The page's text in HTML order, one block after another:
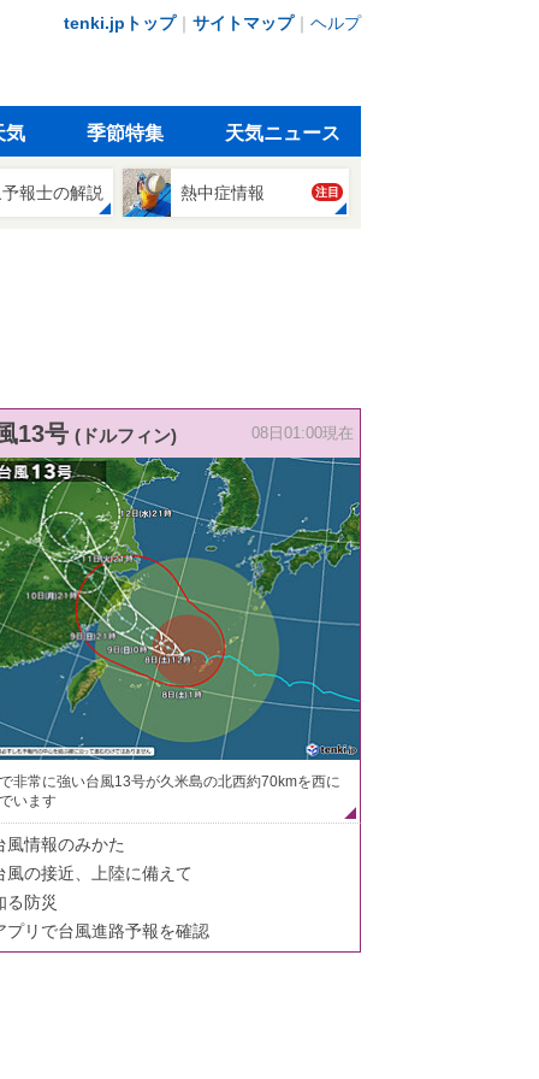
tenki.jpトップ｜ サイトマップ｜ ヘルプ
気 季節特集 天気ニュース
報士の解説 熱中症情報 注目
13号 (ドルフィン) 08日01:00現在
非常に強い台風13号が久米島の北西約70kmを西に
います
風情報のみかた
風の接近、上陸に備えて
る防災
プリで台風進路予報を確認